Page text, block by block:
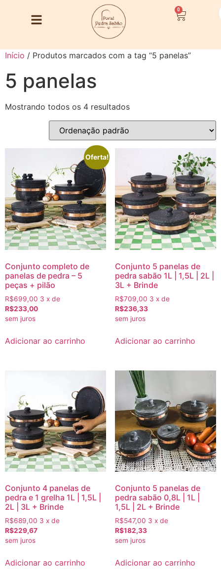
0
Início / Produtos marcados com a tag “5 panelas”
5 panelas
Mostrando todos os 4 resultados
Oferta!
Conjunto completo de
panelas de pedra – 5
peças + pilão
R$699,00 3 x de
R$233,00
sem juros
Adicionar ao carrinho
Conjunto 5 panelas de
pedra sabão 1L | 1,5L | 2L |
3L + Brinde
R$709,00 3 x de
R$236,33
sem juros
Adicionar ao carrinho
Conjunto 4 panelas de
pedra e 1 grelha 1L | 1,5L |
2L | 3L + Brinde
R$689,00 3 x de
R$229,67
sem juros
Adicionar ao carrinho
Conjunto 5 panelas de
pedra sabão 0,8L | 1L |
1,5L | 2L + Brinde
R$547,00 3 x de
R$182,33
sem juros
Adicionar ao carrinho